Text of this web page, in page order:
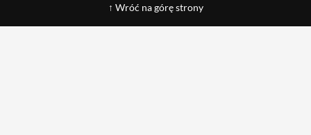
↑ Wróć na górę strony